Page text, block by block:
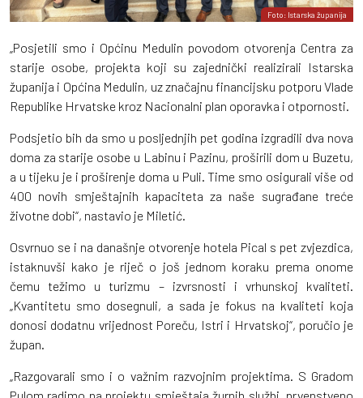
Foto: Istarska županija
„Posjetili smo i Općinu Medulin povodom otvorenja Centra za
starije osobe, projekta koji su zajednički realizirali Istarska
županija i Općina Medulin, uz značajnu financijsku potporu Vlade
Republike Hrvatske kroz Nacionalni plan oporavka i otpornosti.
Podsjetio bih da smo u posljednjih pet godina izgradili dva nova
doma za starije osobe u Labinu i Pazinu, proširili dom u Buzetu,
a u tijeku je i proširenje doma u Puli. Time smo osigurali više od
400 novih smještajnih kapaciteta za naše sugrađane treće
životne dobi“, nastavio je Miletić.
Osvrnuo se i na današnje otvorenje hotela Pical s pet zvjezdica,
istaknuvši kako je riječ o još jednom koraku prema onome
čemu težimo u turizmu – izvrsnosti i vrhunskoj kvaliteti.
„Kvantitetu smo dosegnuli, a sada je fokus na kvaliteti koja
donosi dodatnu vrijednost Poreču, Istri i Hrvatskoj“, poručio je
župan.
„Razgovarali smo i o važnim razvojnim projektima. S Gradom